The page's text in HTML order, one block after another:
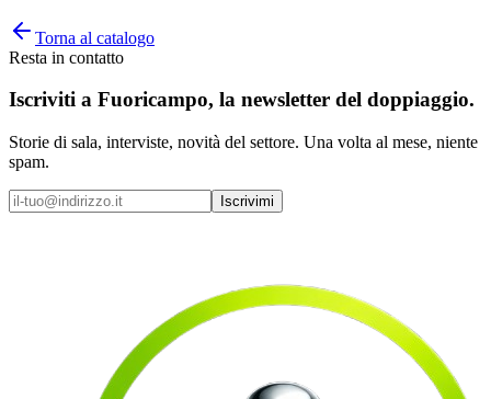
Torna al catalogo
Resta in contatto
Iscriviti a Fuoricampo, la newsletter del doppiaggio.
Storie di sala, interviste, novità del settore. Una volta al mese, niente
spam.
Iscrivimi